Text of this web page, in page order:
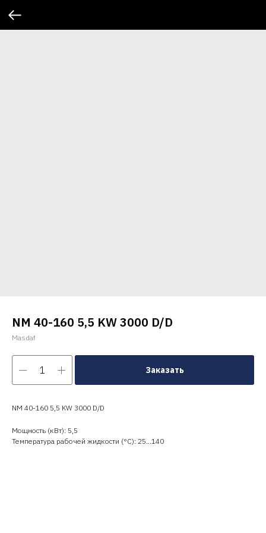
NM 40-160 5,5 KW 3000 D/D
Masdaf
Заказать
NM 40-160 5,5 KW 3000 D/D
Мощность (кВт): 5,5
Температура рабочей жидкости (°C): 25…140